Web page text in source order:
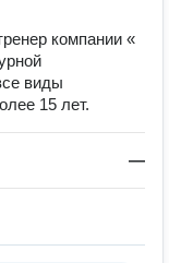
компании «
виды
15 лет.
—